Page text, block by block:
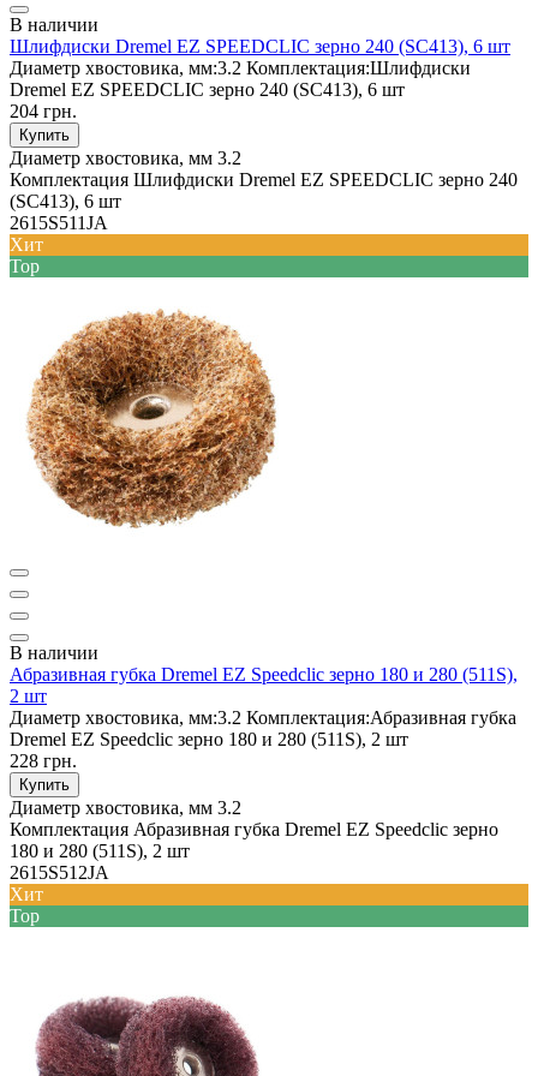
В наличии
Шлифдиски Dremel EZ SPEEDCLIC зерно 240 (SC413), 6 шт
Диаметр хвостовика, мм:3.2 Комплектация:Шлифдиски
Dremel EZ SPEEDCLIC зерно 240 (SC413), 6 шт
204 грн.
Купить
Диаметр хвостовика, мм 3.2
Комплектация Шлифдиски Dremel EZ SPEEDCLIC зерно 240
(SC413), 6 шт
2615S511JA
Хит
Top
В наличии
Абразивная губка Dremel EZ Speedclic зерно 180 и 280 (511S),
2 шт
Диаметр хвостовика, мм:3.2 Комплектация:Абразивная губка
Dremel EZ Speedclic зерно 180 и 280 (511S), 2 шт
228 грн.
Купить
Диаметр хвостовика, мм 3.2
Комплектация Абразивная губка Dremel EZ Speedclic зерно
180 и 280 (511S), 2 шт
2615S512JA
Хит
Top